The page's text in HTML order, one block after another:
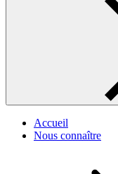
Accueil
Nous connaître